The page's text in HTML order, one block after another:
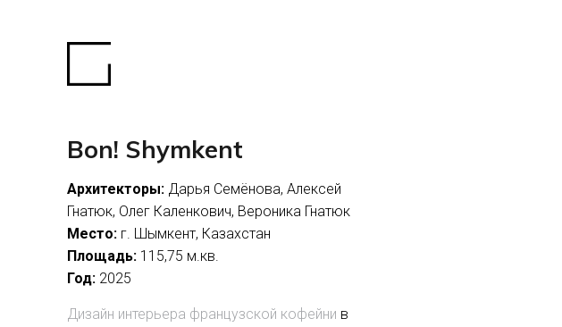
Bon! Shymkent
Архитекторы: Дарья Семёнова, Алексей
Гнатюк, Олег Каленкович, Вероника Гнатюк
Место: г. Шымкент, Казахстан
Площадь: 115,75 м.кв.
Год: 2025
Дизайн интерьера французской кофейни в